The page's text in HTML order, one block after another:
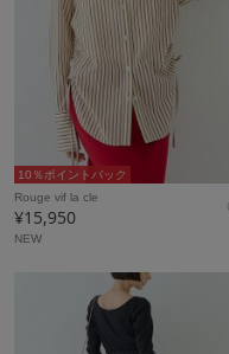
10％ポイントバック
Rouge vif la cle
¥15,950
NEW